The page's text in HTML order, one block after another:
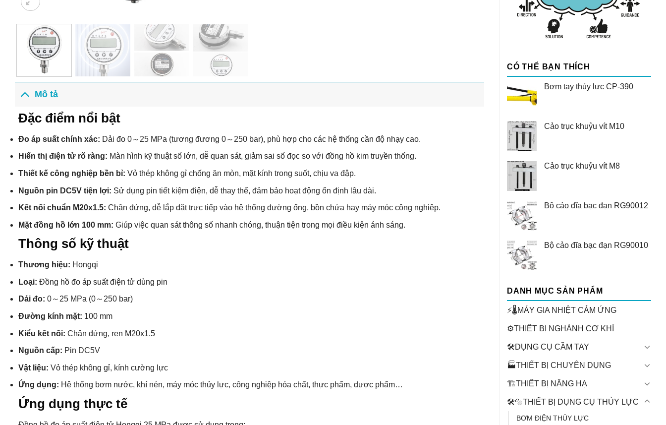
CÓ THỂ BẠN THÍCH
Bơm tay thủy lực CP-390
Cảo trục khuỷu vít M10
Cảo trục khuỷu vít M8
Bộ cảo đĩa bạc đạn RG90012
Bộ cảo đĩa bạc đạn RG90010
DANH MỤC SẢN PHẨM
⚡🌡️MÁY GIA NHIỆT CẢM ỨNG
⚙️THIẾT BỊ NGHÀNH CƠ KHÍ
🛠️DỤNG CỤ CẦM TAY
🏭THIẾT BỊ CHUYÊN DỤNG
🏗️THIẾT BỊ NÂNG HẠ
🛠️🔩THIẾT BỊ DỤNG CỤ THỦY LỰC
BƠM ĐIỆN THỦY LỰC
Mô tả
Đặc điểm nổi bật
Đo áp suất chính xác: Dải đo 0～25 MPa (tương đương 0～250 bar), phù hợp cho các hệ thống cần độ nhạy cao.
Hiển thị điện tử rõ ràng: Màn hình kỹ thuật số lớn, dễ quan sát, giảm sai số đọc so với đồng hồ kim truyền thống.
Thiết kế công nghiệp bền bỉ: Vỏ thép không gỉ chống ăn mòn, mặt kính trong suốt, chịu va đập.
Nguồn pin DC5V tiện lợi: Sử dụng pin tiết kiệm điện, dễ thay thế, đảm bảo hoạt động ổn định lâu dài.
Kết nối chuẩn M20x1.5: Chân đứng, dễ lắp đặt trực tiếp vào hệ thống đường ống, bồn chứa hay máy móc công nghiệp.
Mặt đồng hồ lớn 100 mm: Giúp việc quan sát thông số nhanh chóng, thuận tiện trong mọi điều kiện ánh sáng.
Thông số kỹ thuật
Thương hiệu: Hongqi
Loại: Đồng hồ đo áp suất điện tử dùng pin
Dải đo: 0～25 MPa (0～250 bar)
Đường kính mặt: 100 mm
Kiểu kết nối: Chân đứng, ren M20x1.5
Nguồn cấp: Pin DC5V
Vật liệu: Vỏ thép không gỉ, kính cường lực
Ứng dụng: Hệ thống bơm nước, khí nén, máy móc thủy lực, công nghiệp hóa chất, thực phẩm, dược phẩm…
Ứng dụng thực tế